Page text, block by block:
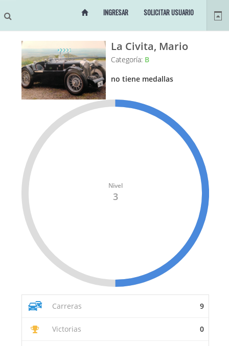
INGRESAR SOLICITAR USUARIO
La Civita, Mario
Categoría: B
no tiene medallas
Nivel
3
Carreras 9
Victorias 0